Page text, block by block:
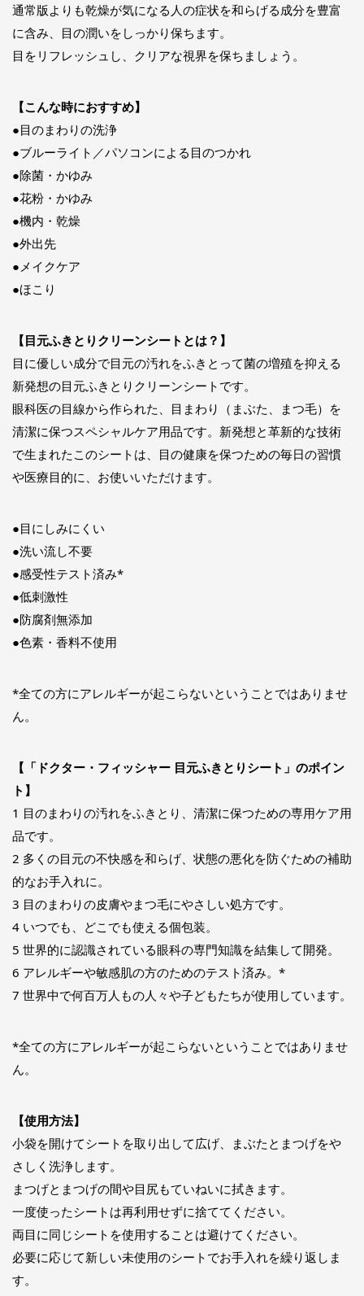
通常版よりも乾燥が気になる人の症状を和らげる成分を豊富
に含み、目の潤いをしっかり保ちます。
目をリフレッシュし、クリアな視界を保ちましょう。
【こんな時におすすめ】
●目のまわりの洗浄
●ブルーライト／パソコンによる目のつかれ
●除菌・かゆみ
●花粉・かゆみ
●機内・乾燥
●外出先
●メイクケア
●ほこり
【目元ふきとりクリーンシートとは？】
目に優しい成分で目元の汚れをふきとって菌の増殖を抑える
新発想の目元ふきとりクリーンシートです。
眼科医の目線から作られた、目まわり（まぶた、まつ毛）を
清潔に保つスペシャルケア用品です。新発想と革新的な技術
で生まれたこのシートは、目の健康を保つための毎日の習慣
や医療目的に、お使いいただけます。
●目にしみにくい
●洗い流し不要
●感受性テスト済み*
●低刺激性
●防腐剤無添加
●色素・香料不使用
*全ての方にアレルギーが起こらないということではありませ
ん。
【「ドクター・フィッシャー 目元ふきとりシート」のポイン
ト】
1 目のまわりの汚れをふきとり、清潔に保つための専用ケア用
品です。
2 多くの目元の不快感を和らげ、状態の悪化を防ぐための補助
的なお手入れに。
3 目のまわりの皮膚やまつ毛にやさしい処方です。
4 いつでも、どこでも使える個包装。
5 世界的に認識されている眼科の専門知識を結集して開発。
6 アレルギーや敏感肌の方のためのテスト済み。*
7 世界中で何百万人もの人々や子どもたちが使用しています。
*全ての方にアレルギーが起こらないということではありませ
ん。
【使用方法】
小袋を開けてシートを取り出して広げ、まぶたとまつげをや
さしく洗浄します。
まつげとまつげの間や目尻もていねいに拭きます。
一度使ったシートは再利用せずに捨ててください。
両目に同じシートを使用することは避けてください。
必要に応じて新しい未使用のシートでお手入れを繰り返しま
す。